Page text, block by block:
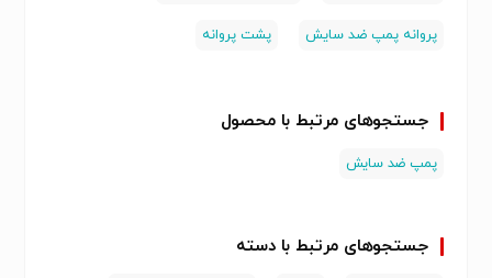
پروانه پمپ ضد سایش پشت پروانه
جستجوهای مرتبط با محصول
پمپ ضد سایش
جستجوهای مرتبط با دسته